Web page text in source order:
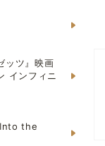
ッツ』映画
インフィニ
Into the